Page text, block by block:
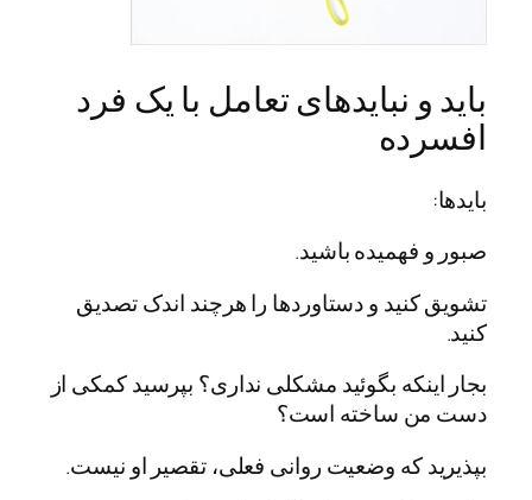
باید و نبایدهای تعامل با یک فرد
افسرده
بایدها:
صبور و فهمیده باشید.
تشویق کنید و دستاوردها را هرچند اندک تصدیق
کنید.
بجار اینکه بگوئید مشکلی نداری؟ بپرسید کمکی از
دست من ساخته است؟
بپذیرید که وضعیت روانی فعلی، تقصیر او نیست.